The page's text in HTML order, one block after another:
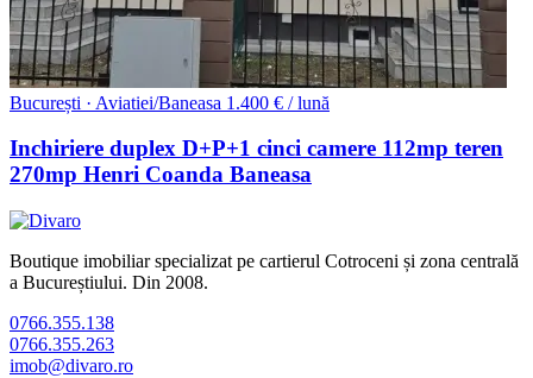
București · Aviatiei/Baneasa 1.400 € / lună
Inchiriere duplex D+P+1 cinci camere 112mp teren
270mp Henri Coanda Baneasa
Boutique imobiliar specializat pe cartierul Cotroceni și zona centrală
a Bucureștiului. Din 2008.
0766.355.138
0766.355.263
imob@divaro.ro